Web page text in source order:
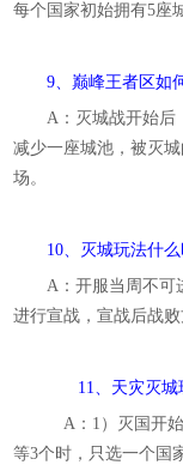
每个国家初始拥有5座
9、巅峰王者区如
A：灭城战开始后
减少一座城池，被灭
场。
10、灭城玩法什
A：开服当周不可
进行宣战，宣战后战
11、天灾灭城
A：1）灭国开
等3个时，只选一个国